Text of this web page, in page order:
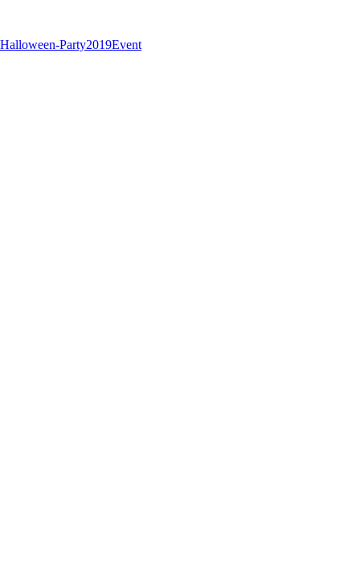
Halloween-Party2019Event